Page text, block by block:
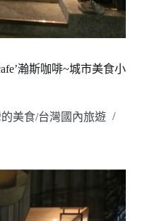
瀚斯咖啡~城市美食小
美食/台灣國內旅遊